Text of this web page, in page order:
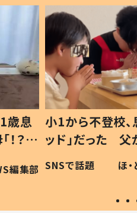
歳息
？」
編集部
小1から不登校、
ッド」だった
作り続ける理
#令和の子
SNSで話題 ほ